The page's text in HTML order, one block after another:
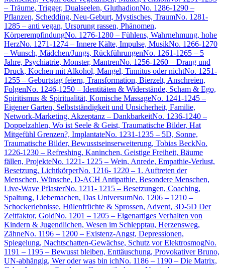
– Träume, Trigger, Dualseelen, GluthadionNo. 1286-1290 –
Pflanzen, Schedding, Neu-Geburt, Mystisches, TraumNo. 1281-
1285 – anti vegan, Ursprung rassen, Phänomen,
KörperempfindungNo. 1276-1280 – Fühlens, Wahrnehmung, hohe
HerzNo. 1271-1274 – Innere Kälte, Impulse, MusikNo. 1266-1270
– Wunsch, Mädchen/Jungs, RückführungenNo. 1261-1265 – 5
Jahre, Psychiatrie, Monster, MantrenNo. 1256-1260 – Drang und
Druck, Kochen mit Alkohol, Mangel, Tinnitus oder nichtNo. 1251-
1255 – Geburtstag feiern, Transformation, Bierzelt, Anschreien,
FolgenNo. 1246-1250 – Identitäten & Widerstände, Scham & Ego,
Spiritismus & Spiritualität, Komische MassageNo. 1241-1245 –
Eigener Garten, Selbstständigkeit und Unsicherheit, Familie,
Network-Marketing, Akzeptanz – DankbarkeitNo. 1236-1240 –
Doppelzahlen, Wo ist Seele & Geist, Traumatische Bilder, Hat
Mitgefühl Grenzen?, ImplantateNo. 1231-1235 – 5D, Sonne,
Traumatische Bilder, Bewusstseinserweiterung, Tobias BeckNo.
1226-1230 – Refreshing, Kaninchen, Geistige Freiheit, Bäume
fällen, ProjekteNo. 1221- 1225 – Wein, Anrede, Empathie-Verlust,
Besetzung, LichtkörperNo. 1216- 1220 – 1. Auftreten der
Menschen, Wünsche, D-ACH Antipathie, Besondere Menschen,
Live-Wave PflasterNo. 1211- 1215 – Besetzungen, Coaching,
Spaltung, Liebemachen, Das UniversumNo. 1206 – 1210 –
Schockerlebnisse, Hülenfrüchte & Sprossen, Advent, 3D-5D Der
Zeitfaktor, GoldNo. 1201 – 1205 – Eigenartiges Verhalten von
Kindern & Jugendlichen, Wesen im Schlepptau, Herzensweg,
ZähneNo. 1196 – 1200 – Existenz-Angst, Depressionen,
Spiegelung, Nachtschatten-Gewächse, Schutz vor ElektrosmogNo.
1191 – 1195 – Bewusst bleiben, Enttäuschung, Provokativer Bruno,
UN-abhängig, Wer oder was bin ichNo. 1186 – 1190 – Die Matrix,